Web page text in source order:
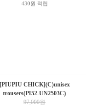
430원 적립
[PIUPIU CHICK](C)unisex
trousers(PI52-UN2503C)
97,000원